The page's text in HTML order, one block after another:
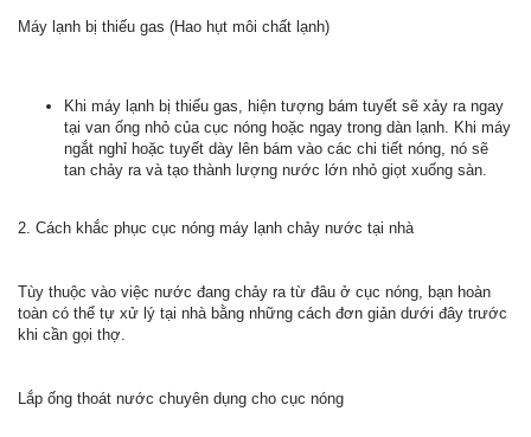
Máy lạnh bị thiếu gas (Hao hụt môi chất lạnh)
Khi máy lạnh bị thiếu gas, hiện tượng bám tuyết sẽ xảy ra ngay
tại van ống nhỏ của cục nóng hoặc ngay trong dàn lạnh. Khi máy
ngắt nghỉ hoặc tuyết dày lên bám vào các chi tiết nóng, nó sẽ
tan chảy ra và tạo thành lượng nước lớn nhỏ giọt xuống sàn.
2. Cách khắc phục cục nóng máy lạnh chảy nước tại nhà
Tùy thuộc vào việc nước đang chảy ra từ đâu ở cục nóng, bạn hoàn
toàn có thể tự xử lý tại nhà bằng những cách đơn giản dưới đây trước
khi cần gọi thợ.
Lắp ống thoát nước chuyên dụng cho cục nóng